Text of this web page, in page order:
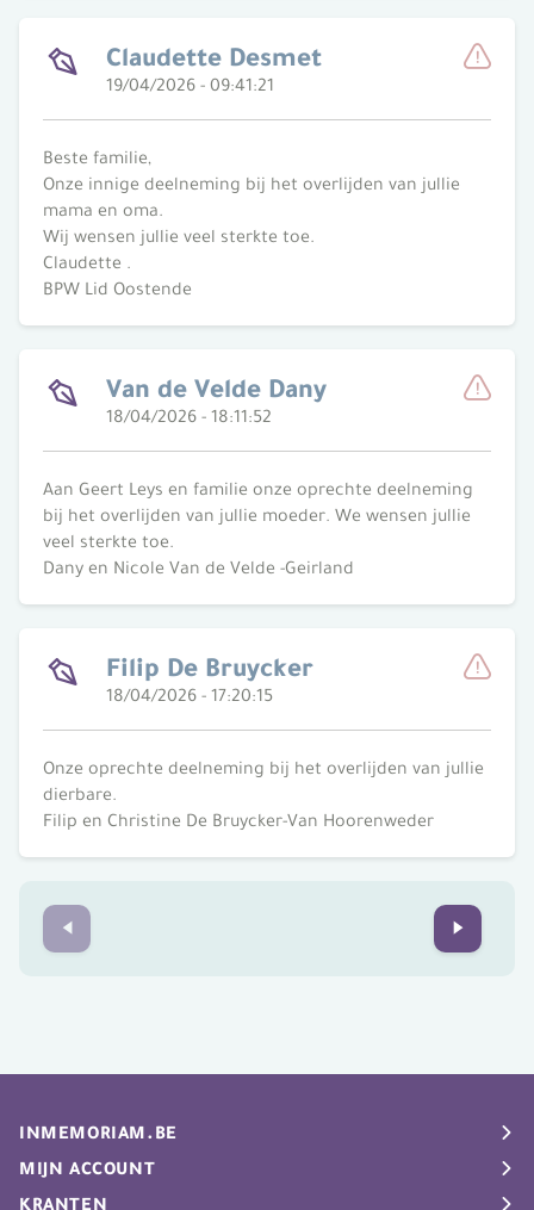
Claudette Desmet
19/04/2026 - 09:41:21
Beste familie,
Onze innige deelneming bij het overlijden van jullie
mama en oma.
Wij wensen jullie veel sterkte toe.
Claudette .
BPW Lid Oostende
Van de Velde Dany
18/04/2026 - 18:11:52
Aan Geert Leys en familie onze oprechte deelneming
bij het overlijden van jullie moeder. We wensen jullie
veel sterkte toe.
Dany en Nicole Van de Velde -Geirland
Filip De Bruycker
18/04/2026 - 17:20:15
Onze oprechte deelneming bij het overlijden van jullie
dierbare.
Filip en Christine De Bruycker-Van Hoorenweder
Prev Next
INMEMORIAM.BE
Rouwberichten
MIJN ACCOUNT
My Inmemoriam
KRANTEN